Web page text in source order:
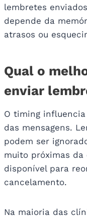
lembretes
depende da
atrasos ou
Qual o
enviar
O timing
das mensagens.
podem ser
muito próximas
disponível para
cancelamento.
Na maioria das